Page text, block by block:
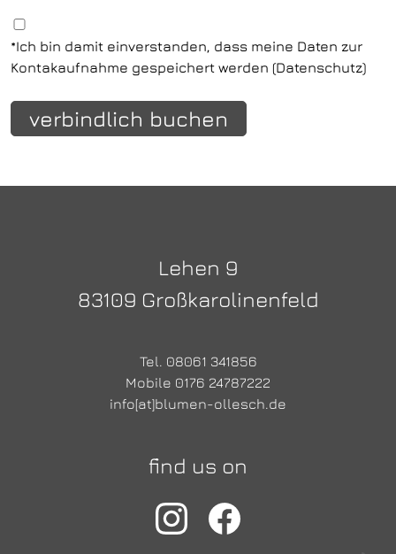
*Ich bin damit einverstanden, dass meine Daten zur
Kontakaufnahme gespeichert werden (Datenschutz)
verbindlich buchen
Lehen 9
83109 Großkarolinenfeld
Tel. 08061 341856
Mobile 0176 24787222
info[at]blumen-ollesch.de
find us on